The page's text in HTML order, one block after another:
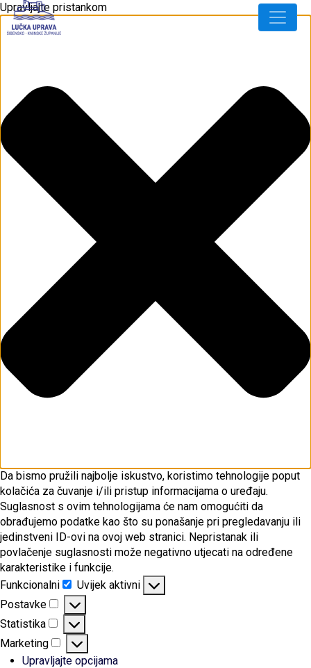
Upravljajte pristankom
Da bismo pružili najbolje iskustvo, koristimo tehnologije poput
kolačića za čuvanje i/ili pristup informacijama o uređaju.
Suglasnost s ovim tehnologijama će nam omogućiti da
obrađujemo podatke kao što su ponašanje pri pregledavanju ili
jedinstveni ID-ovi na ovoj web stranici. Nepristanak ili
povlačenje suglasnosti može negativno utjecati na određene
karakteristike i funkcije.
Funkcionalni
Funkcionalni
Uvijek aktivni
Postavke
Postavke
Statistika
Statistika
Marketing
Marketing
Upravljajte opcijama